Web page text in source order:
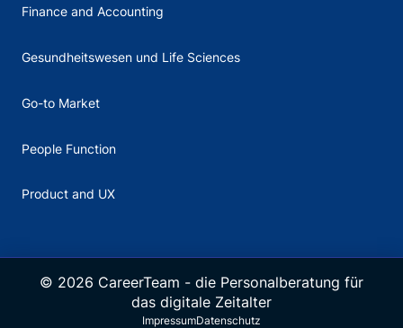
Finance and Accounting
Gesundheitswesen und Life Sciences
Go-to Market
People Function
Product and UX
© 2026 CareerTeam - die Personalberatung für
das digitale Zeitalter
ImpressumDatenschutz